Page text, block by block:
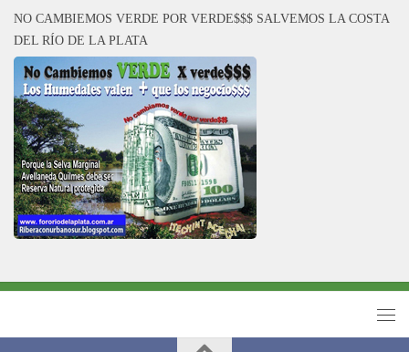
NO CAMBIEMOS VERDE POR VERDE$$$ SALVEMOS LA COSTA
DEL RÍO DE LA PLATA